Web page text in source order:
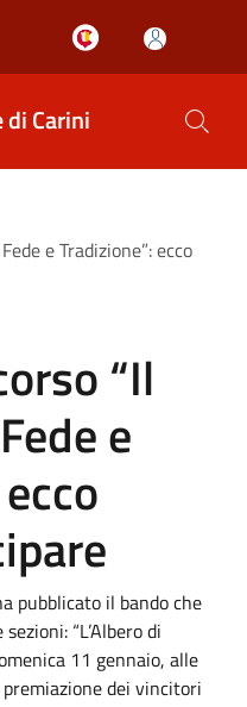
di Carini
e Tradizione”: ecco
“Il
e
pubblicato il bando che
“L’Albero di
11 gennaio, alle
dei vincitori